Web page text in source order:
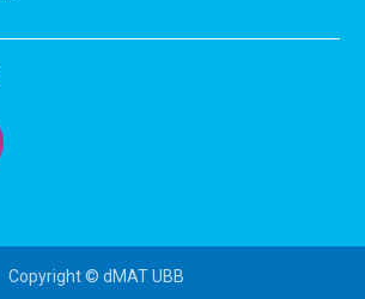
Copyright © dMAT UBB